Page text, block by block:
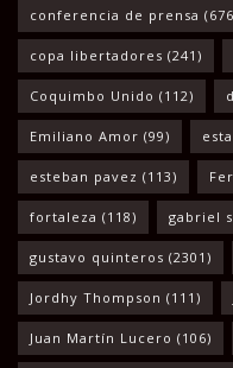
conferencia de prensa
copa libertadores (241)
Coquimbo Unido (112)
Emiliano Amor (99)
esteban pavez (113)
fortaleza (118) gabriel
gustavo quinteros (2301)
Jordhy Thompson (111)
Juan Martín Lucero (106)